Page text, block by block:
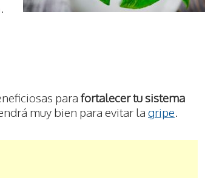
para fortalecer tu sistema
muy bien para evitar la gripe.